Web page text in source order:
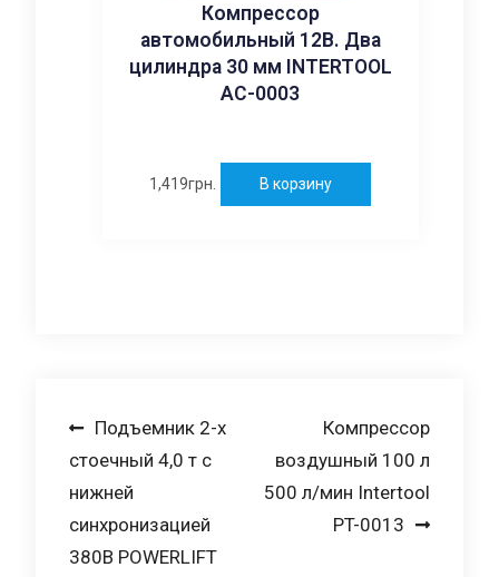
Компрессор
автомобильный 12В. Два
цилиндра 30 мм INTERTOOL
AC-0003
1,419грн. В корзину
Навигация
по
записям
Подъемник 2-х
стоечный 4,0 т с
нижней
синхронизацией
380В POWERLIFT
Компрессор
воздушный 100 л
500 л/мин Intertool
PT-0013